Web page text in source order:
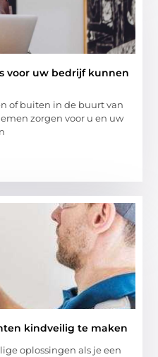
voor uw bedrijf kunnen
of buiten in de buurt van
zorgen voor u en uw
kindveilig te maken
oplossingen als je een